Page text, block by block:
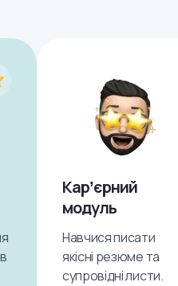
Карʼєрний
модуль
Навчися писати
якісні резюме та
супровідні листи.